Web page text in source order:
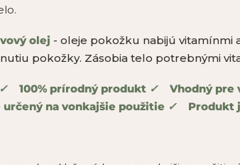
olej - oleje pokožku nabijú vitamínmi
pokožky. Zásobia telo potrebnými
✓ 100% prírodný produkt ✓ Vhodný pre
na vonkajšie použitie ✓ Produkt